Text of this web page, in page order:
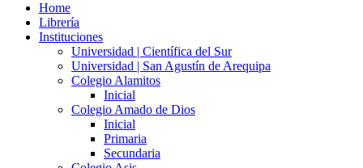
Home
Librería
Instituciones
Universidad | Científica del Sur
Universidad | San Agustín de Arequipa
Colegio Alamitos
Inicial
Colegio Amado de Dios
Inicial
Primaria
Secundaria